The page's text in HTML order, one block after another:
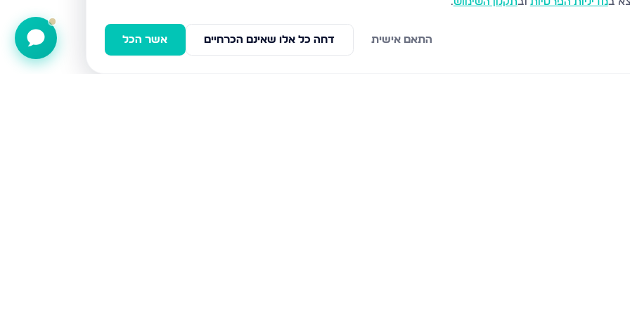
אשר הכל דחה כל אלו שאינם הכרחיים התאם אישית